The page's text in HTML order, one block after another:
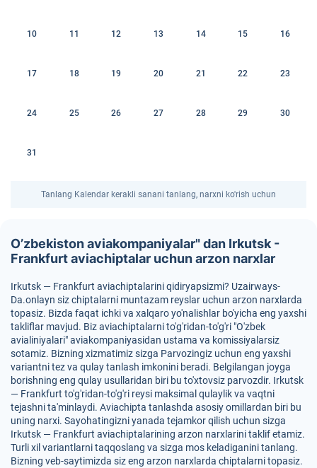
10 11 12 13 14 15 16
17 18 19 20 21 22 23
24 25 26 27 28 29 30
31
Tanlang Kalendar kerakli sanani tanlang, narxni ko'rish uchun
O’zbekiston aviakompaniyalar" dan Irkutsk -
Frankfurt aviachiptalar uchun arzon narxlar
Irkutsk — Frankfurt aviachiptalarini qidiryapsizmi? Uzairways-
Da.onlayn siz chiptalarni muntazam reyslar uchun arzon narxlarda
topasiz. Bizda faqat ichki va xalqaro yo'nalishlar bo'yicha eng yaxshi
takliflar mavjud. Biz aviachiptalarni to'g'ridan-to'g'ri "O'zbek
avialiniyalari" aviakompaniyasidan ustama va komissiyalarsiz
sotamiz. Bizning xizmatimiz sizga Parvozingiz uchun eng yaxshi
variantni tez va qulay tanlash imkonini beradi. Belgilangan joyga
borishning eng qulay usullaridan biri bu to'xtovsiz parvozdir. Irkutsk
— Frankfurt to'g'ridan-to'g'ri reysi maksimal qulaylik va vaqtni
tejashni ta'minlaydi. Aviachipta tanlashda asosiy omillardan biri bu
uning narxi. Sayohatingizni yanada tejamkor qilish uchun sizga
Irkutsk — Frankfurt aviachiptalarining arzon narxlarini taklif etamiz.
Turli xil variantlarni taqqoslang va sizga mos keladiganini tanlang.
Bizning veb-saytimizda siz eng arzon narxlarda chiptalarni topasiz.